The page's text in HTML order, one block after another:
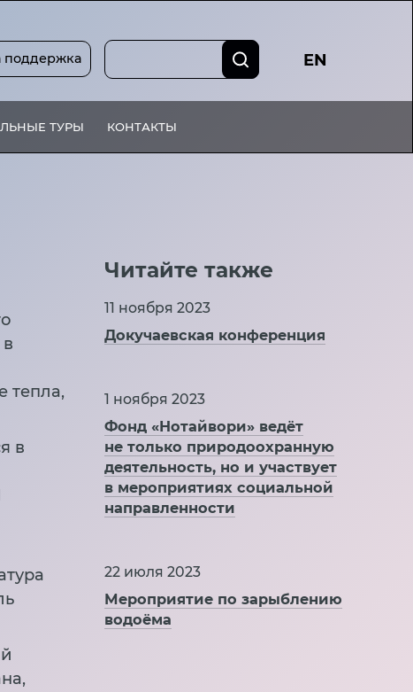
EN
ТУРЫ КОНТАКТЫ
тепла,
в
Читайте также
11 ноября 2023
Докучаевская конференция
1 ноября 2023
Фонд «Нотайвори» ведёт
не только природоохранную
деятельность, но и участвует
в мероприятиях социальной
направленности
22 июля 2023
Мероприятие по зарыблению
водоёма